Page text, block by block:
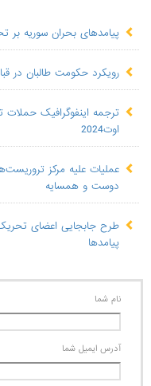
پیامدهای بحران سوریه بر
رویکرد حکومت طالبان در
ترجمه اینفوگرافیک حملات
اوت2024
عملیات علیه مرکز
دوست و همسایه
طرح جابجایی اعضای تحریک
پیامدها
نام شما
آدرس ايميل شما